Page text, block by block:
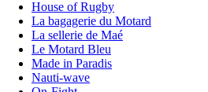
House of Rugby
La bagagerie du Motard
La sellerie de Maé
Le Motard Bleu
Made in Paradis
Nauti-wave